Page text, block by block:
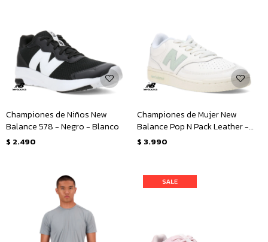
Championes de Niños New
Balance 578 - Negro - Blanco
$ 2.490
Championes de Mujer New
Balance Pop N Pack Leather -
Beige - Verde
$ 3.990